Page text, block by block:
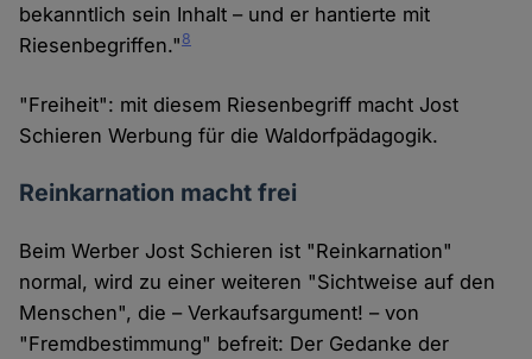
bekanntlich sein Inhalt – und er hantierte mit
Riesenbegriffen."8
"Freiheit": mit diesem Riesenbegriff macht Jost
Schieren Werbung für die Waldorfpädagogik.
Reinkarnation macht frei
Beim Werber Jost Schieren ist "Reinkarnation"
normal, wird zu einer weiteren "Sichtweise auf den
Menschen", die – Verkaufsargument! – von
"Fremdbestimmung" befreit: Der Gedanke der